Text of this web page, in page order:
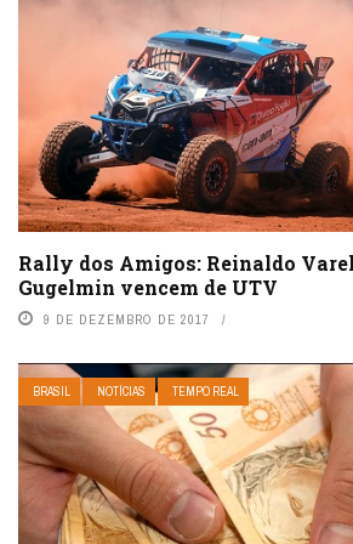
Rally dos Amigos: Reinaldo
Gugelmin vencem de UTV
9 DE DEZEMBRO DE 2017
BRASIL NOTÍCIAS TEMPO REAL